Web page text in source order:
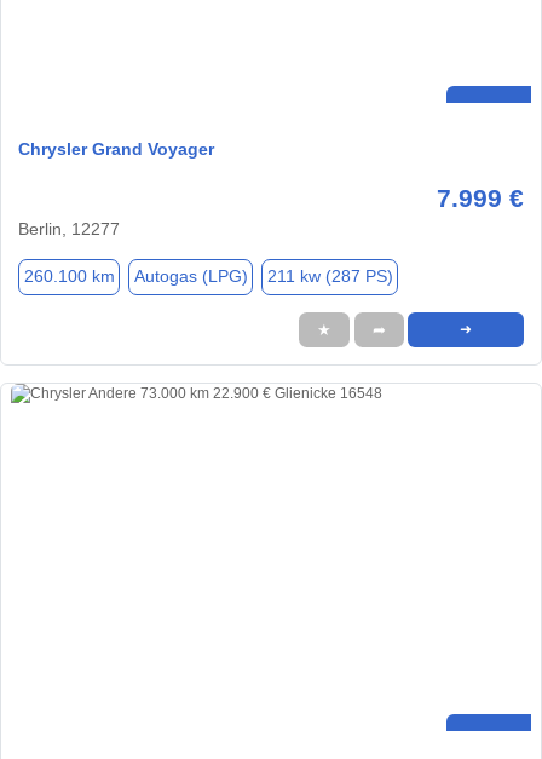
Chrysler Grand Voyager
7.999 €
Berlin, 12277
260.100 km Autogas (LPG) 211 kw (287 PS)
★ ➦ ➜